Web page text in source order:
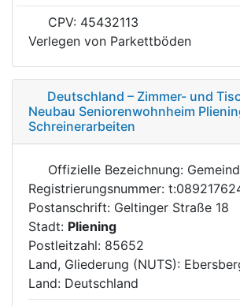
CPV: 45432113
Verlegen von Parkettböden
Deutschland – Zimmer- und
Neubau Seniorenwohnheim
Schreinerarbeiten
Offizielle Bezeichnung:
Registrierungsnummer:
Postanschrift: Geltinger Straße 18
Stadt: Pliening
Postleitzahl: 85652
Land, Gliederung (NUTS):
Land: Deutschland